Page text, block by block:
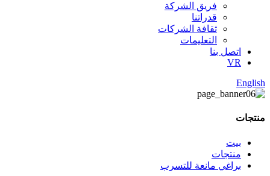
فريق الشركة
قدراتنا
ثقافة الشركات
التعليمات
اتصل بنا
VR
English
منتجات
بيت
منتجات
براغي مانعة للتسرب